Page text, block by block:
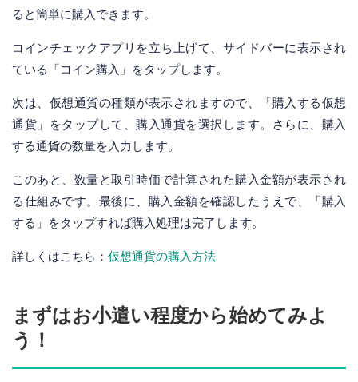
ると簡単に購入できます。
コインチェックアプリを立ち上げて、サイドバーに表示され
ている「コイン購入」をタップします。
次は、仮想通貨の種類が表示されますので、「購入する仮想
通貨」をタップして、購入通貨を選択します。さらに、購入
する通貨の数量を入力します。
このあと、数量と取引時価で計算された購入金額が表示され
る仕組みです。最後に、購入金額を確認したうえで、「購入
する」をタップすれば購入処理は完了します。
詳しくはこちら： 仮想通貨の購入方法
まずはお小遣い程度から始めてみよ
う！